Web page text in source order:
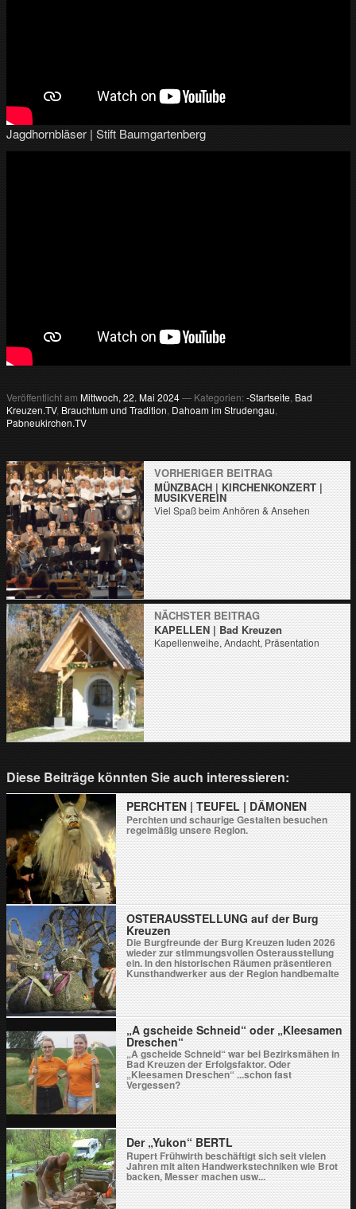
Jagdhornbläser | Stift Baumgartenberg
Veröffentlicht am Mittwoch, 22. Mai 2024— Kategorien:-Startseite, Bad
Kreuzen.TV, Brauchtum und Tradition, Dahoam im Strudengau,
Pabneukirchen.TV
VORHERIGER BEITRAG
MÜNZBACH | KIRCHENKONZERT |
MUSIKVEREIN
Viel Spaß beim Anhören & Ansehen
NÄCHSTER BEITRAG
KAPELLEN | Bad Kreuzen
Kapellenweihe, Andacht, Präsentation
Diese Beiträge könnten Sie auch interessieren:
PERCHTEN | TEUFEL | DÄMONEN
Perchten und schaurige Gestalten besuchen
regelmäßig unsere Region.
OSTERAUSSTELLUNG auf der Burg
Kreuzen
Die Burgfreunde der Burg Kreuzen luden 2026
wieder zur stimmungsvollen Osterausstellung
ein. In den historischen Räumen präsentieren
Kunsthandwerker aus der Region handbemalte
Ostereier, Keramik, Holzarbeiten, Textilkunst
und Frühlingsdekorationen. Ergänzt wird das
Angebot durch regionale Schmankerl, ein
gemütliches Burgcafé und ein kleines
Kinderprogramm. Die Ausstellung bot ein
inspirierendes Erlebnis für die ganze Familie,
viele Gäste kamen und stimmten sich auf den
Frühling ein.
„A gscheide Schneid“ oder „Kleesamen
Dreschen“
„A gscheide Schneid“ war bei Bezirksmähen in
Bad Kreuzen der Erfolgsfaktor. Oder
„Kleesamen Dreschen“ ...schon fast
Vergessen?
Der „Yukon“ BERTL
Rupert Frühwirth beschäftigt sich seit vielen
Jahren mit alten Handwerkstechniken wie Brot
backen, Messer machen usw...